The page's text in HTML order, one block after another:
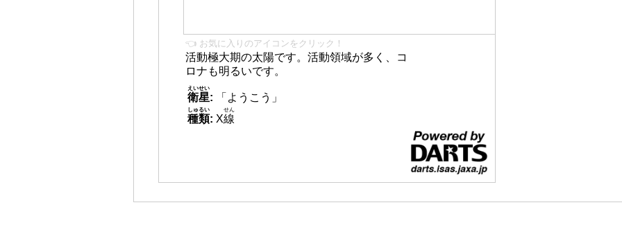
👈 お気に入りのアイコンをクリック！
活動極大期の太陽です。活動領域が多く、コ
ロナも明るいです。
衛星
えいせい
:
「ようこう」
種類
しゅるい
: X線
せん